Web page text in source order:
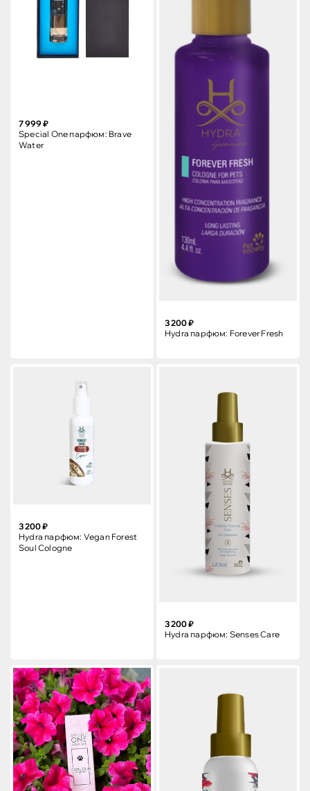
7 999 ₽
Special One парфюм: Brave
Water
3 200 ₽
Hydra парфюм: Forever Fresh
3 200 ₽
Hydra парфюм: Vegan Forest
Soul Cologne
3 200 ₽
Hydra парфюм: Senses Care